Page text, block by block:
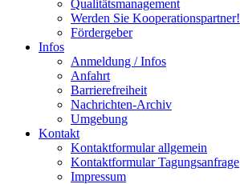
Qualitätsmanagement
Werden Sie Kooperationspartner!
Fördergeber
Infos
Anmeldung / Infos
Anfahrt
Barrierefreiheit
Nachrichten-Archiv
Umgebung
Kontakt
Kontaktformular allgemein
Kontaktformular Tagungsanfrage
Impressum